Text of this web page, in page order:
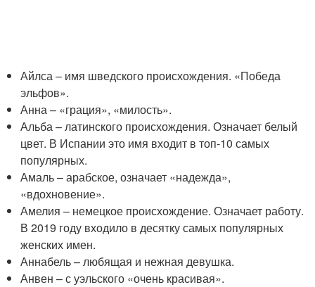
Айлса – имя шведского происхождения. «Победа
эльфов».
Анна – «грация», «милость».
Альба – латинского происхождения. Означает белый
цвет. В Испании это имя входит в топ-10 самых
популярных.
Амаль – арабское, означает «надежда»,
«вдохновение».
Амелия – немецкое происхождение. Означает работу.
В 2019 году входило в десятку самых популярных
женских имен.
Аннабель – любящая и нежная девушка.
Анвен – с уэльского «очень красивая».